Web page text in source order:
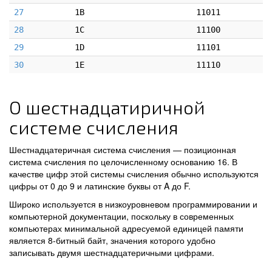
27
1B
11011
28
1C
11100
29
1D
11101
30
1E 11110
О шестнадцатиричной
системе счисления
Шестнадцатеричная система счисления — позиционная
система счисления по целочисленному основанию 16. В
качестве цифр этой системы счисления обычно используются
цифры от 0 до 9 и латинские буквы от A до F.
Широко используется в низкоуровневом программировании и
компьютерной документации, поскольку в современных
компьютерах минимальной адресуемой единицей памяти
является 8-битный байт, значения которого удобно
записывать двумя шестнадцатеричными цифрами.